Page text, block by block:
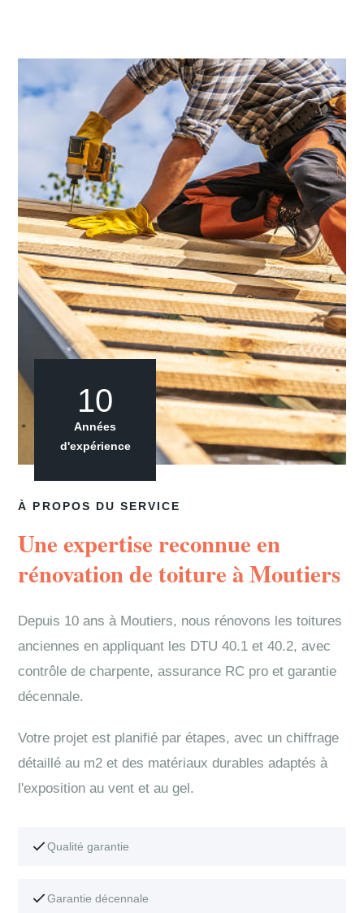
À PROPOS DU SERVICE
Une expertise reconnue en
rénovation de toiture à Moutiers
Depuis 10 ans à Moutiers, nous rénovons les toitures
anciennes en appliquant les DTU 40.1 et 40.2, avec
contrôle de charpente, assurance RC pro et garantie
décennale.
Votre projet est planifié par étapes, avec un chiffrage
détaillé au m2 et des matériaux durables adaptés à
l'exposition au vent et au gel.
Qualité garantie
Garantie décennale
10
Années
d'expérience